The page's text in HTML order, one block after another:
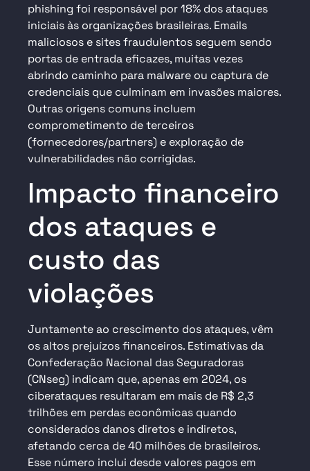
phishing foi responsável por 18% dos ataques
iniciais às organizações brasileiras. Emails
maliciosos e sites fraudulentos seguem sendo
portas de entrada eficazes, muitas vezes
abrindo caminho para malware ou captura de
credenciais que culminam em invasões maiores.
Outras origens comuns incluem
comprometimento de terceiros
(fornecedores/partners) e exploração de
vulnerabilidades não corrigidas.
Impacto financeiro
dos ataques e
custo das
violações
Juntamente ao crescimento dos ataques, vêm
os altos prejuízos financeiros. Estimativas da
Confederação Nacional das Seguradoras
(CNseg) indicam que, apenas em 2024, os
ciberataques resultaram em mais de R$ 2,3
trilhões em perdas econômicas quando
considerados danos diretos e indiretos,
afetando cerca de 40 milhões de brasileiros.
Esse número inclui desde valores pagos em